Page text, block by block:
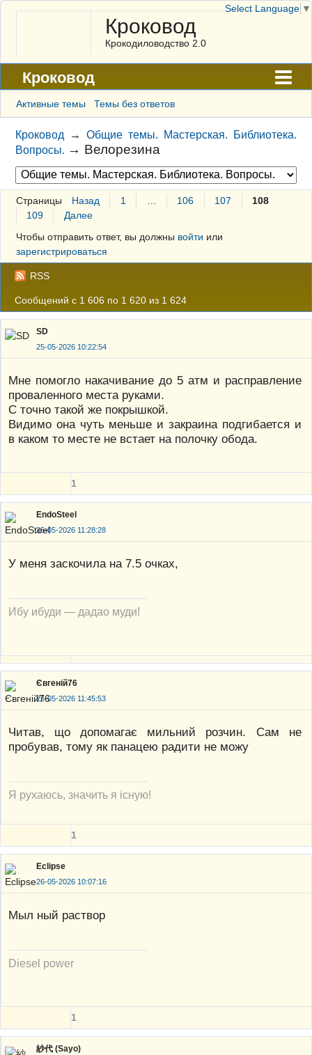
Кроковод
Крокодиловодство 2.0
Кроковод
Форум
Архив
ГАЛЕРЕЯ
Правила
Поиск
Регистрация
Вход
Активные темы Темы без ответов
Кроковод →Общие темы. Мастерская. Библиотека.
Вопросы. → Велорезина
Страницы Назад 1 106 107
108
109
Далее
Чтобы отправить ответ, вы должны войти или
зарегистрироваться
RSS
Сообщений с 1 606 по 1 620 из 1 624
SD
25-05-2026 10:22:54
Мне помогло накачивание до 5 атм и расправление
проваленного места руками.
С точно такой же покрышкой.
Видимо она чуть меньше и закраина подгибается и
в каком то месте не встает на полочку обода.
1
EndoSteel
25-05-2026 11:28:28
У меня заскочила на 7.5 очках,
Ибу ибуди — дадао муди!
Євгеній76
25-05-2026 11:45:53
Читав, що допомагає мильний розчин. Сам не
пробував, тому як панацею радити не можу
Я рухаюсь, значить я існую!
1
Eclipse
26-05-2026 10:07:16
Мыл ный раствор
Diesel power
1
紗代 (Sayo)
Select Language ▼